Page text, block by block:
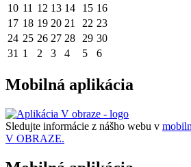
10 11 12 13 14 15 16
17 18 19 20 21 22 23
24 25 26 27 28 29 30
31 1 2 3 4 5 6
Mobilná aplikácia
Sledujte informácie z nášho webu v
V OBRAZE.